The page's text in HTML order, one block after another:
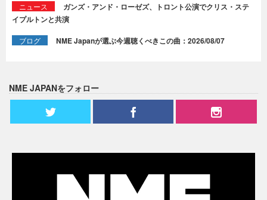
ニュース
ガンズ・アンド・ローゼズ、トロント公演でクリス・ステ
イプルトンと共演
ブログ NME Japanが選ぶ今週聴くべきこの曲：2026/08/07
NME JAPANをフォロー